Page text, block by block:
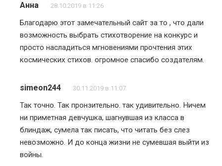
Анна 28.10.2019 в 11:26
Благодарю этот замечательный сайт за то , что дали
возможность выбрать стихотворение на конкурс и
просто насладиться мгновениями прочтения этих
космических стихов. огромное спасибо создателям.
simeon244 30.11.2019 в 11:07
Так точно. Так пронзительно. так удивительно. Ничем
ни приметная девчушка, шагнувшая из класса в
блиндаж, сумела так писать, что читать без слез
невозможно. И до конца жизни не сумевшая выйти из
войны.